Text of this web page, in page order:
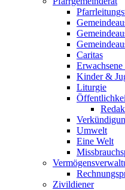
Caritas
Kinder &
Liturgie
Umwelt
Eine Welt
Zivildiener